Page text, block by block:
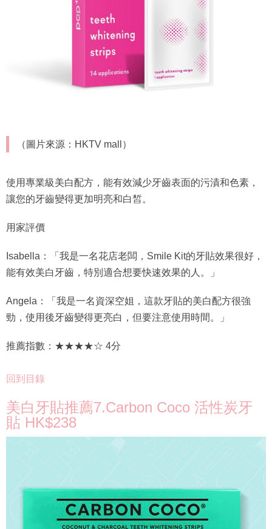
（圖片來源：HKTV mall）
使用專業級美白配方，能有效減少牙齒表面的污漬和色素，
讓您的牙齒變得更加明亮和白皙。
用家評價
Isabella：「我是一名花店老闆，Smile Kit的牙貼效果很好，
能有效美白牙齒，特別適合想要快速效果的人。」
Angela：「我是一名資深空姐，這款牙貼的美白配方很強
勁，使用後牙齒變得更亮白，但要注意使用時間。」
推薦指數：★★★★☆ 4分
回到目錄
美白牙貼推薦7.Carbon Coco 活性炭牙
貼 HK$238